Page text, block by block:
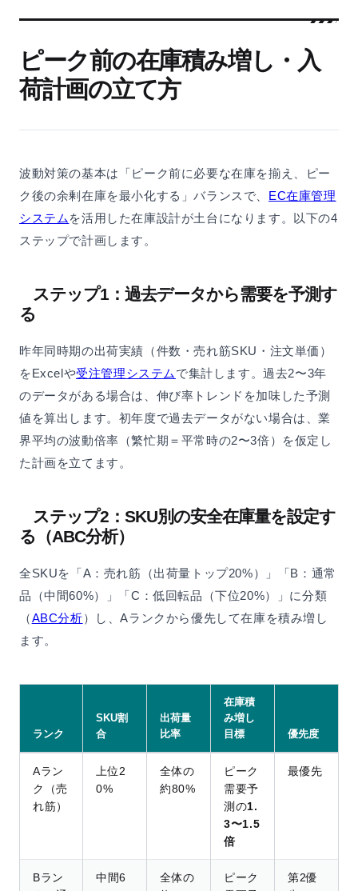
ピーク前の在庫積み増し・入
荷計画の立て方
波動対策の基本は「ピーク前に必要な在庫を揃え、ピー
ク後の余剰在庫を最小化する」バランスで、 EC在庫管理
システム を活用した在庫設計が土台になります。以下の4
ステップで計画します。
ステップ1：過去データから需要を予測す
る
昨年同時期の出荷実績（件数・売れ筋SKU・注文単価）
をExcelや受注管理システム で集計します。過去2〜3年
のデータがある場合は、伸び率トレンドを加味した予測
値を算出します。初年度で過去データがない場合は、業
界平均の波動倍率（繁忙期＝平常時の2〜3倍）を仮定し
た計画を立てます。
ステップ2：SKU別の安全在庫量を設定す
る（ABC分析）
全SKUを「A：売れ筋（出荷量トップ20%）」「B：通常
品（中間60%）」「C：低回転品（下位20%）」に分類
（ABC分析）し、Aランクから優先して在庫を積み増し
ます。
ランク
SKU割
合
出荷量
比率
在庫積
み増し
目標
優先度
Aラン
ク（売
れ筋）
上位2
0%
全体の
約80%
ピーク
需要予
測の1.
3〜1.5
倍
最優先
Bラン
中間6
全体の
ピーク
第2優